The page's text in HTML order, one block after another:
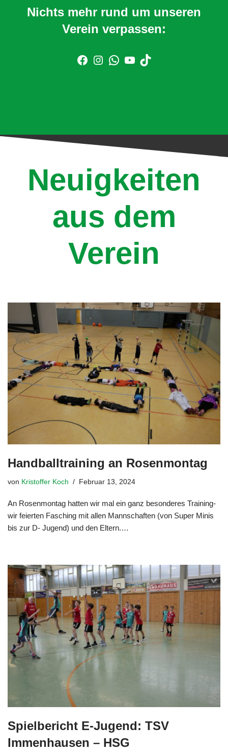
Nichts mehr rund um unseren
Verein verpassen:
Neuigkeiten
aus dem
Verein
Handballtraining an Rosenmontag
von Kristoffer Koch Februar 13, 2024
An Rosenmontag hatten wir mal ein ganz besonderes Training-
wir feierten Fasching mit allen Mannschaften (von Super Minis
bis zur D- Jugend) und den Eltern.…
Spielbericht E-Jugend: TSV
Immenhausen – HSG